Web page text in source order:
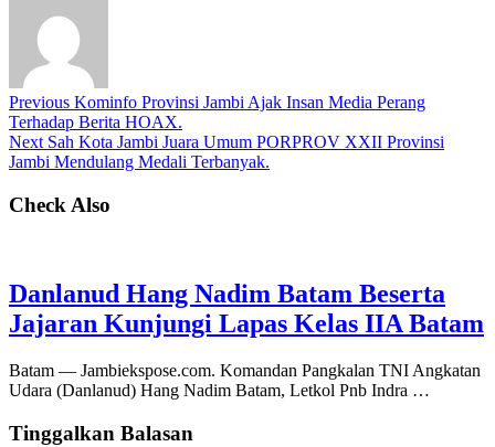
Previous Kominfo Provinsi Jambi Ajak Insan Media Perang
Terhadap Berita HOAX.
Next Sah Kota Jambi Juara Umum PORPROV XXII Provinsi
Jambi Mendulang Medali Terbanyak.
Check Also
Danlanud Hang Nadim Batam Beserta
Jajaran Kunjungi Lapas Kelas IIA Batam
Batam — Jambiekspose.com. Komandan Pangkalan TNI Angkatan
Udara (Danlanud) Hang Nadim Batam, Letkol Pnb Indra …
Tinggalkan Balasan